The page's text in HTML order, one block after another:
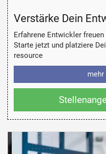
Verstärke Dein
Erfahrene Entwickler
Starte jetzt und platziere
resource
mehr